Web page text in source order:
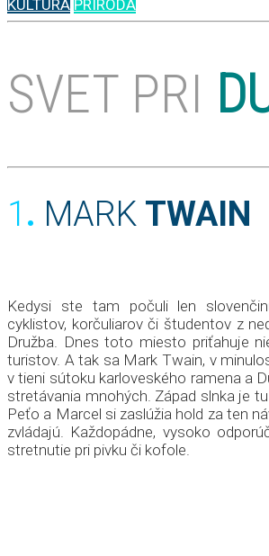
KULTÚRA PRÍRODA
SVET PRI
1 . MARK TWAIN
Kedysi ste tam počuli len
cyklistov, korčuliarov či študentov z
Družba. Dnes toto miesto priťahuje
turistov. A tak sa Mark Twain, v
v tieni sútoku karloveského ramena a
stretávania mnohých. Západ slnka je
Peťo a Marcel si zaslúžia hold za ten
zvládajú. Každopádne, vysoko
stretnutie pri pivku či kofole.